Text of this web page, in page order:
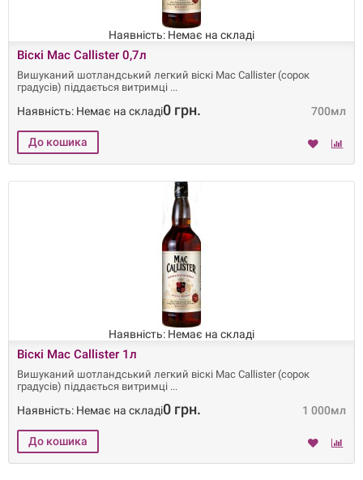
Наявність: Немає на складі
Віскі Mac Callister 0,7л
Вишуканий шотландський легкий віскі Mac Callister (сорок
градусів) піддається витримці
700мл
Наявність: Немає на складі0 грн.
Наявність: Немає на складі
Віскі Mac Callister 1л
Вишуканий шотландський легкий віскі Mac Callister (сорок
градусів) піддається витримці
1 000мл
Наявність: Немає на складі0 грн.